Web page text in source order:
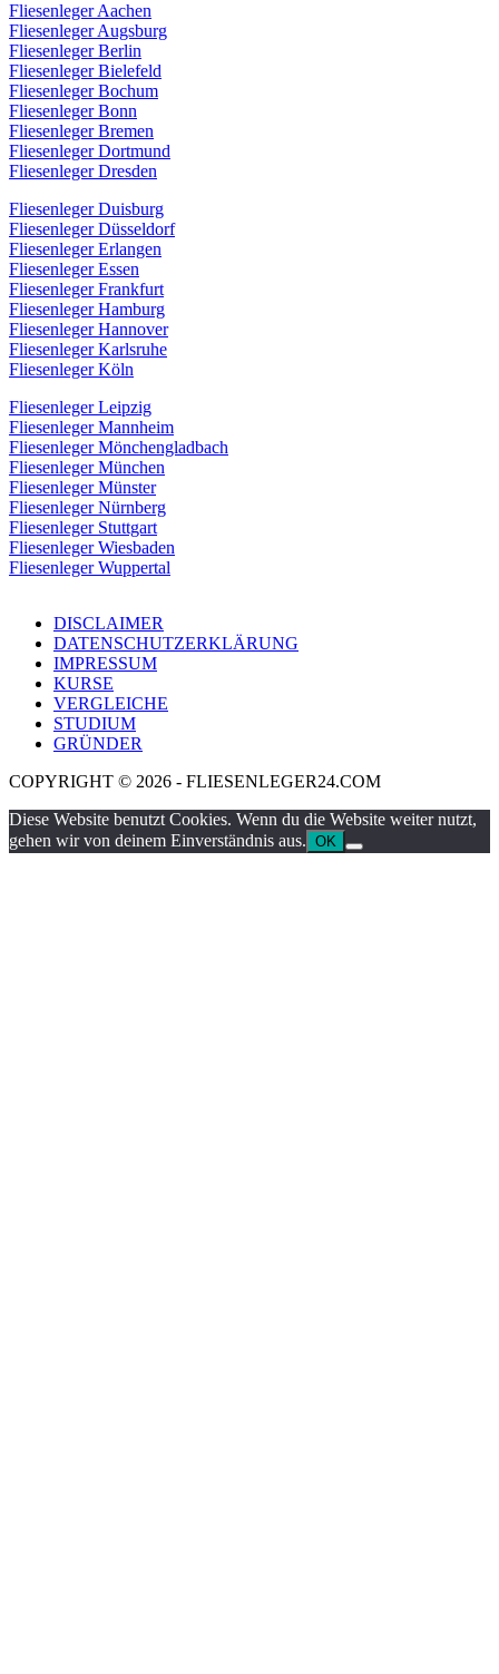
Fliesenleger Aachen
Fliesenleger Augsburg
Fliesenleger Berlin
Fliesenleger Bielefeld
Fliesenleger Bochum
Fliesenleger Bonn
Fliesenleger Bremen
Fliesenleger Dortmund
Fliesenleger Dresden
Fliesenleger Duisburg
Fliesenleger Düsseldorf
Fliesenleger Erlangen
Fliesenleger Essen
Fliesenleger Frankfurt
Fliesenleger Hamburg
Fliesenleger Hannover
Fliesenleger Karlsruhe
Fliesenleger Köln
Fliesenleger Leipzig
Fliesenleger Mannheim
Fliesenleger Mönchengladbach
Fliesenleger München
Fliesenleger Münster
Fliesenleger Nürnberg
Fliesenleger Stuttgart
Fliesenleger Wiesbaden
Fliesenleger Wuppertal
DISCLAIMER
DATENSCHUTZERKLÄRUNG
IMPRESSUM
KURSE
VERGLEICHE
STUDIUM
GRÜNDER
COPYRIGHT © 2026 - FLIESENLEGER24.COM
Diese Website benutzt Cookies. Wenn du die Website weiter nutzt,
gehen wir von deinem Einverständnis aus. OK